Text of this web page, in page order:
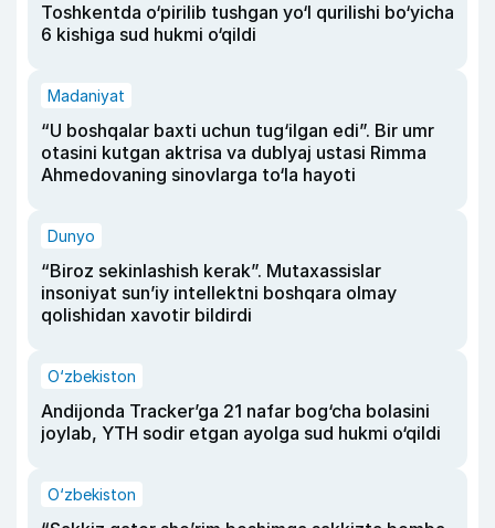
Toshkentda o‘pirilib tushgan yo‘l qurilishi bo‘yicha
6 kishiga sud hukmi o‘qildi
Madaniyat
“U boshqalar baxti uchun tug‘ilgan edi”. Bir umr
otasini kutgan aktrisa va dublyaj ustasi Rimma
Ahmedovaning sinovlarga to‘la hayoti
Dunyo
“Biroz sekinlashish kerak”. Mutaxassislar
insoniyat sun’iy intellektni boshqara olmay
qolishidan xavotir bildirdi
O‘zbekiston
Andijonda Tracker’ga 21 nafar bog‘cha bolasini
joylab, YTH sodir etgan ayolga sud hukmi o‘qildi
O‘zbekiston